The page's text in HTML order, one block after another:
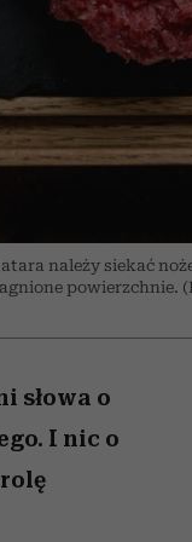
należy siekać
powierzchnie.
słowa o
I nic o